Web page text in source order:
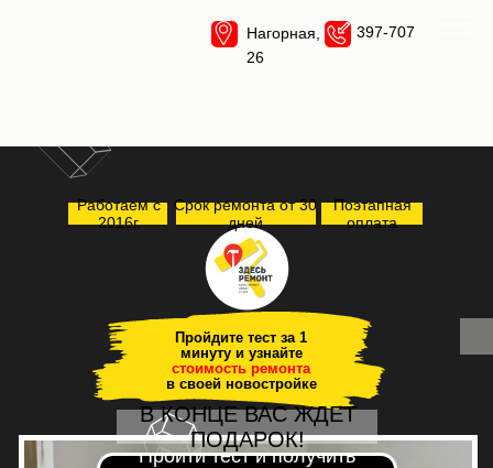
Пройдите тест за 1
минуту и узнайте
стоимость ремонта
в своей новостройке
Пройти тест и получить
397-707
Нагорная,
26
В КОНЦЕ ВАС ЖДЕТ
ПОДАРОК!
Работаем с
2016г.
Срок ремонта от 30
дней
Поэтапная
оплата